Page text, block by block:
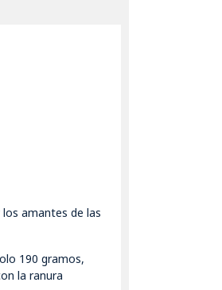
amantes de las
190 gramos,
la ranura